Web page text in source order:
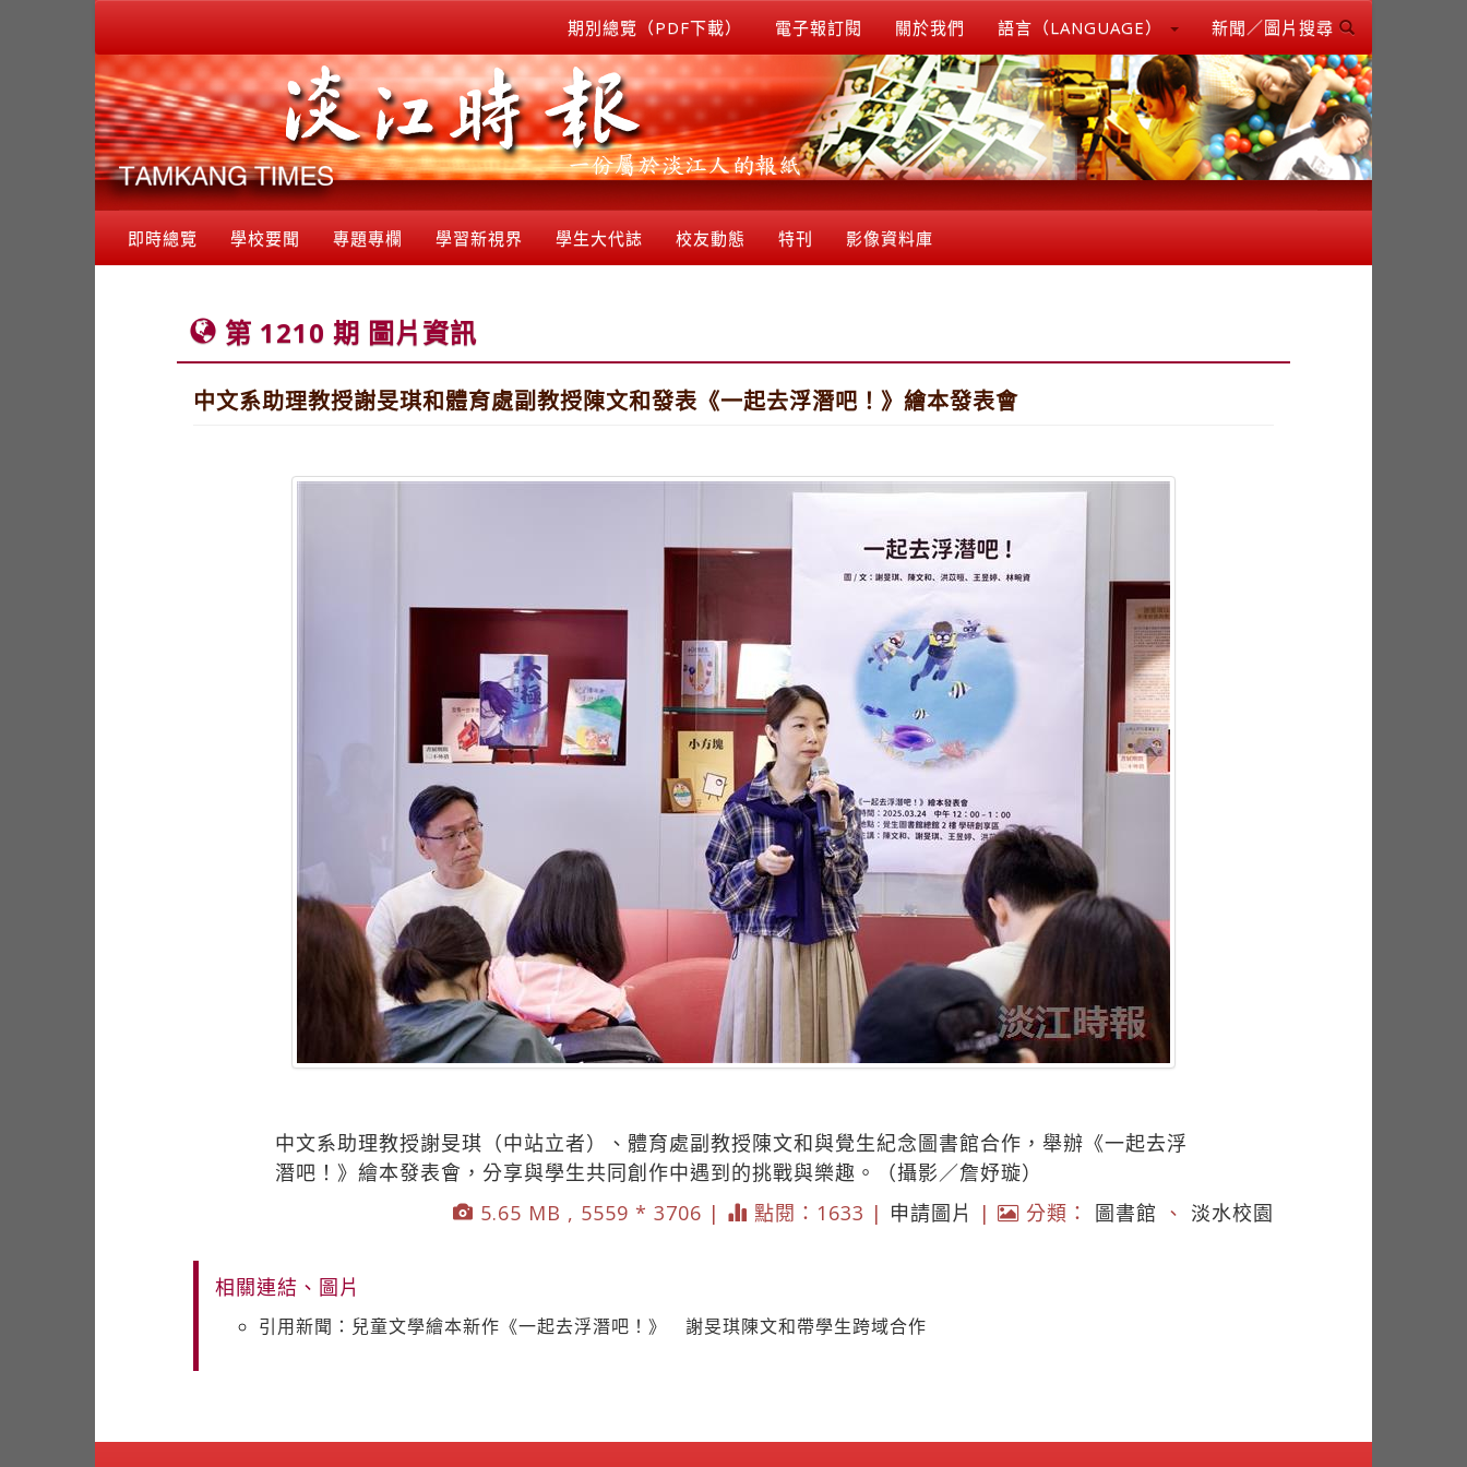
期別總覽（PDF下載） 電子報訂閱 關於我們 語言（LANGUAGE） 新聞／圖片搜尋
即時總覽 學校要聞 專題專欄 學習新視界 學生大代誌 校友動態 特刊 影像資料庫
第 1210 期 圖片資訊
中文系助理教授謝旻琪和體育處副教授陳文和發表《一起去浮潛吧！》繪本發表會
中文系助理教授謝旻琪（中站立者）、體育處副教授陳文和與覺生紀念圖書館合作，舉辦《一起去浮
潛吧！》繪本發表會，分享與學生共同創作中遇到的挑戰與樂趣。（攝影／詹妤璇）
5.65 MB , 5559 * 3706 |
點閱：1633 | 申請圖片 | 分類： 圖書館 、 淡水校園
相關連結、圖片
引用新聞：兒童文學繪本新作《一起去浮潛吧！》 謝旻琪陳文和帶學生跨域合作